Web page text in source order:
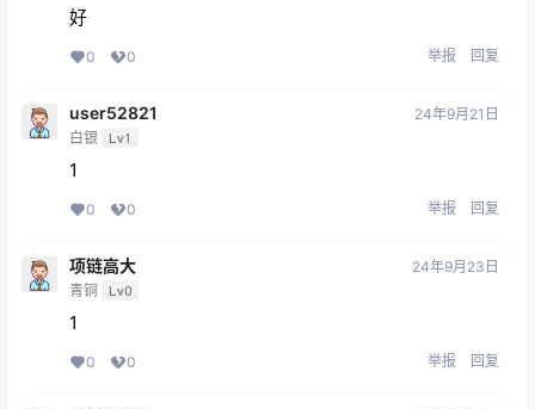
好
0 0 举报 回复
user52821
白银 Lv1
24年9月21日
1
0 0 举报 回复
项链高大
青铜 Lv0
24年9月23日
1
0 0 举报 回复